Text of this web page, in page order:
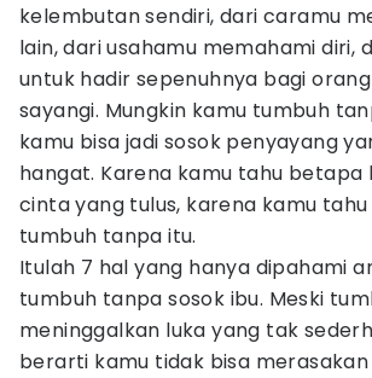
kelembutan sendiri, dari caramu
lain, dari usahamu memahami diri,
untuk hadir sepenuhnya bagi
sayangi. Mungkin kamu tumbuh
kamu bisa jadi sosok penyayang
hangat. Karena kamu tahu
cinta yang tulus, karena kamu
tumbuh tanpa itu.
Itulah 7 hal yang hanya dipahami
tumbuh tanpa sosok ibu. Meski
meninggalkan luka yang tak
berarti kamu tidak bisa